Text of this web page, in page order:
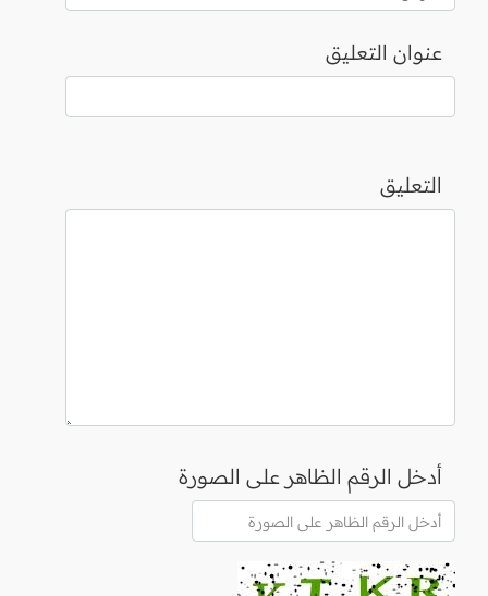
عنوان التعليق
التعليق
أدخل الرقم الظاهر على الصورة